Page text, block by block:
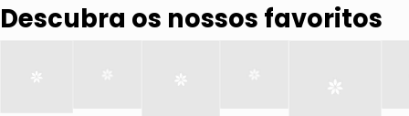
Descubra os nossos favoritos